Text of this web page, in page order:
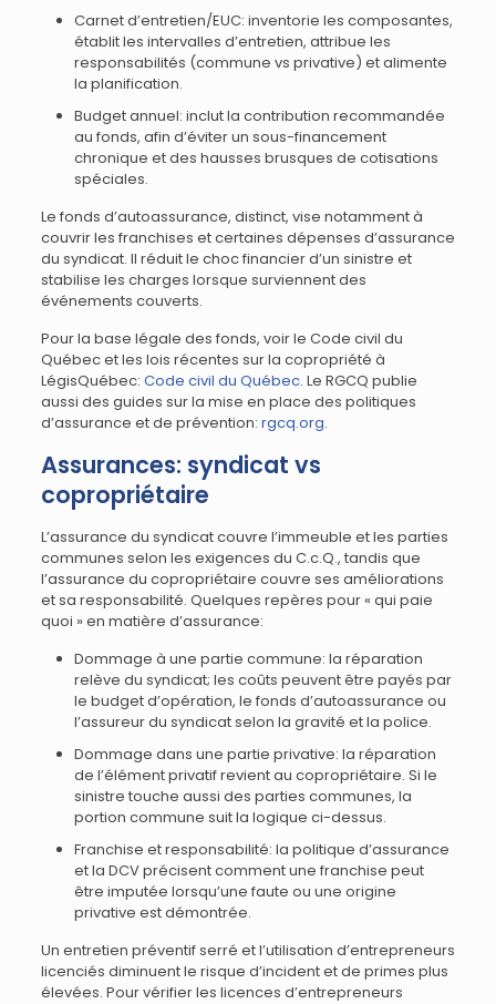
Carnet d’entretien/EUC: inventorie les composantes,
établit les intervalles d’entretien, attribue les
responsabilités (commune vs privative) et alimente
la planification.
Budget annuel: inclut la contribution recommandée
au fonds, afin d’éviter un sous-financement
chronique et des hausses brusques de cotisations
spéciales.
Le fonds d’autoassurance, distinct, vise notamment à
couvrir les franchises et certaines dépenses d’assurance
du syndicat. Il réduit le choc financier d’un sinistre et
stabilise les charges lorsque surviennent des
événements couverts.
Pour la base légale des fonds, voir le Code civil du
Québec et les lois récentes sur la copropriété à
LégisQuébec: Code civil du Québec. Le RGCQ publie
aussi des guides sur la mise en place des politiques
d’assurance et de prévention: rgcq.org.
Assurances: syndicat vs
copropriétaire
L’assurance du syndicat couvre l’immeuble et les parties
communes selon les exigences du C.c.Q., tandis que
l’assurance du copropriétaire couvre ses améliorations
et sa responsabilité. Quelques repères pour « qui paie
quoi » en matière d’assurance:
Dommage à une partie commune: la réparation
relève du syndicat; les coûts peuvent être payés par
le budget d’opération, le fonds d’autoassurance ou
l’assureur du syndicat selon la gravité et la police.
Dommage dans une partie privative: la réparation
de l’élément privatif revient au copropriétaire. Si le
sinistre touche aussi des parties communes, la
portion commune suit la logique ci-dessus.
Franchise et responsabilité: la politique d’assurance
et la DCV précisent comment une franchise peut
être imputée lorsqu’une faute ou une origine
privative est démontrée.
Un entretien préventif serré et l’utilisation d’entrepreneurs
licenciés diminuent le risque d’incident et de primes plus
élevées. Pour vérifier les licences d’entrepreneurs